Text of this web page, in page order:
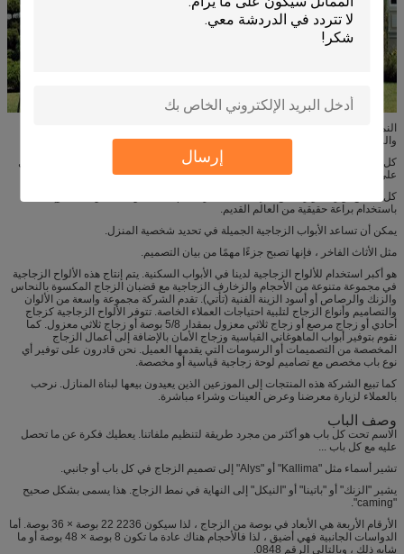
إرسال
النمط التقليدي يجمع بين الزجاج المشطوف المشطوف والشريط الزجاجي مع النحاس
والزنك والرصاص والزنك الأسود الزنك.
كل قطعة من الزجاج المشطوف يتم قطعها يدويًا ومصقول يدويًا بشكل منفصل للحصول
على أقصى قدر من الوضوح.
كل نحاس أو زنك أو رصاص يأتي بشكل منفرد ، يتم تقطيعه وتجميعه وتجميعه وإتمامه
باستخدام براعة حقيقية من العالم القديم.
يمكن أن تساعد الأبواب الزجاجية الجميلة في تحديد شخصية المنزل.
مثل الأثاث الفاخر ، فإنها تصبح جزءًا مهمًا من بيان التصميم.
هو أكبر استخدام للألواح الزجاجية لدينا في الأبواب السكنية. يتم إنتاج هذه الألواح الزجاجية
في مجموعة متنوعة من الأحجام والزخارف الزجاجية مع قضبان الزجاج المكسوة بالنحاس
والزنك والرصاص أو أسود الزينة الفنية (تأتي). تقدم الشركة مجموعة واسعة من الألوان
والتصاميم وأنواع الزجاج لتلبية احتياجات العملاء الخاصة. تتوفر الألواح الزجاجية كزجاج
أحادي أو زجاج مرصع أو زجاج ثلاثي معزول بمقدار 5/8 بوصة أو زجاج ثلاثي معزول. كما
نقوم بتوفير أبواب الماهوغاني القياسية وزجاج الأمان بالإضافة إلى أعمال الزجاج
المخصصة من التصميمات أو الرسومات التي يقدمها العميل. نحن قادرون على توفير أي
نوع باب مخصص مع تصاميم لوحة زجاجية قياسية أو مخصصة.
كما تبيع الشركة هذه المنتجات إلى الموزعين الذين يعيدون بيعها لبناة المنازل. نرحب
بالعملاء لزيارة معرضنا وعرض العينات وشراء مباشرة.
وصف الباب
الاسم تحت كل باب هو أكثر من مجرد طريقة لتنظيم ملفاتنا. يعطيك فكرة عن ما تحصل
عليه مع كل باب ...
تشير أسماء مثل "Kallima" أو "Alys" إلى تصميم الزجاج في كل باب أو جانبي.
يشير "الزنك" أو "باتينا" أو "النيكل" إلى النهاية في نمط الزجاج. هذا يسمى بشكل صحيح
"caming".
الأرقام الأربعة هي الأبعاد في بوصة من الزجاج ، لذا سيكون 2236 22 بوصة × 36 بوصة. أما
الدواسات الجانبية فهي أضيق ، لذا فالأحجام هناك عادة ما تكون 8 بوصة × 48 بوصة أو ما
شابه ذلك ، وبالتالي الرقم 0848.